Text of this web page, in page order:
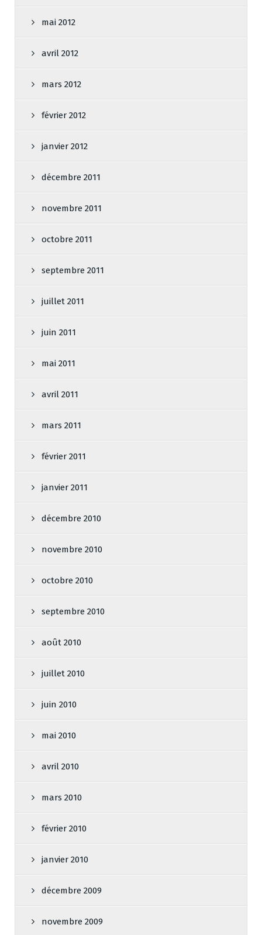
mai 2012
avril 2012
mars 2012
février 2012
janvier 2012
décembre 2011
novembre 2011
octobre 2011
septembre 2011
juillet 2011
juin 2011
mai 2011
avril 2011
mars 2011
février 2011
janvier 2011
décembre 2010
novembre 2010
octobre 2010
septembre 2010
août 2010
juillet 2010
juin 2010
mai 2010
avril 2010
mars 2010
février 2010
janvier 2010
décembre 2009
novembre 2009